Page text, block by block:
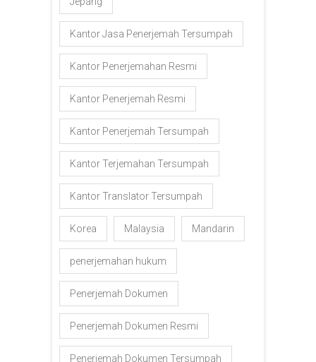
Kantor Jasa Penerjemah Tersumpah
Kantor Penerjemahan Resmi
Kantor Penerjemah Resmi
Kantor Penerjemah Tersumpah
Kantor Terjemahan Tersumpah
Kantor Translator Tersumpah
Korea Malaysia Mandarin
penerjemahan hukum
Penerjemah Dokumen
Penerjemah Dokumen Resmi
Penerjemah Dokumen Tersumpah